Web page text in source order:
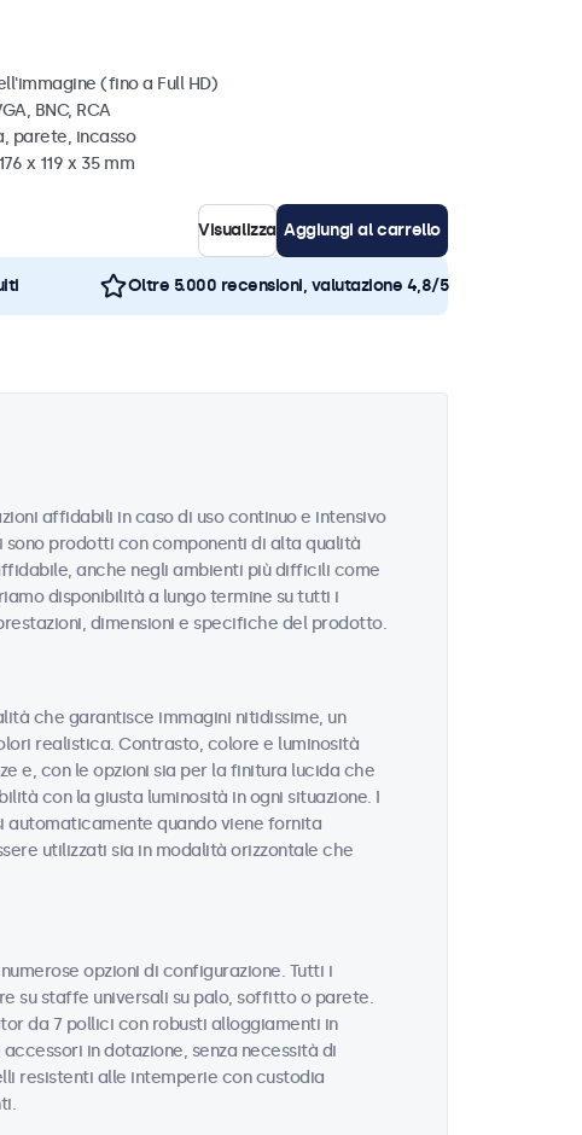
(fino a Full HD)
BNC, RCA
parete, incasso
x 119 x 35 mm
Visualizza Aggiungi al carrello
Oltre 5.000 recensioni, valutazione 4,8/5
affidabili in caso di uso continuo e intensivo
prodotti con componenti di alta qualità
anche negli ambienti più difficili come
disponibilità a lungo termine su tutti i
dimensioni e specifiche del prodotto.
che garantisce immagini nitidissime, un
realistica. Contrasto, colore e luminosità
e, con le opzioni sia per la finitura lucida che
con la giusta luminosità in ogni situazione. I
automaticamente quando viene fornita
utilizzati sia in modalità orizzontale che
opzioni di configurazione. Tutti i
su staffe universali su palo, soffitto o parete.
da 7 pollici con robusti alloggiamenti in
in dotazione, senza necessità di
resistenti alle intemperie con custodia